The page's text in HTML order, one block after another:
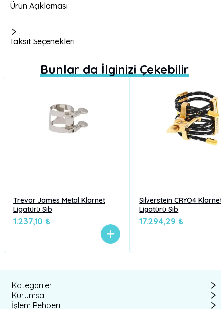
Ürün Açıklaması
Taksit Seçenekleri
Bunlar da İlginizi Çekebilir
Trevor James Metal Klarnet
Ligatürü Sib
1.237,10 ₺
Silverstein CRYO4
Ligatürü Sib
17.294,29 ₺
Kategoriler
Kurumsal
İşlem Rehberi